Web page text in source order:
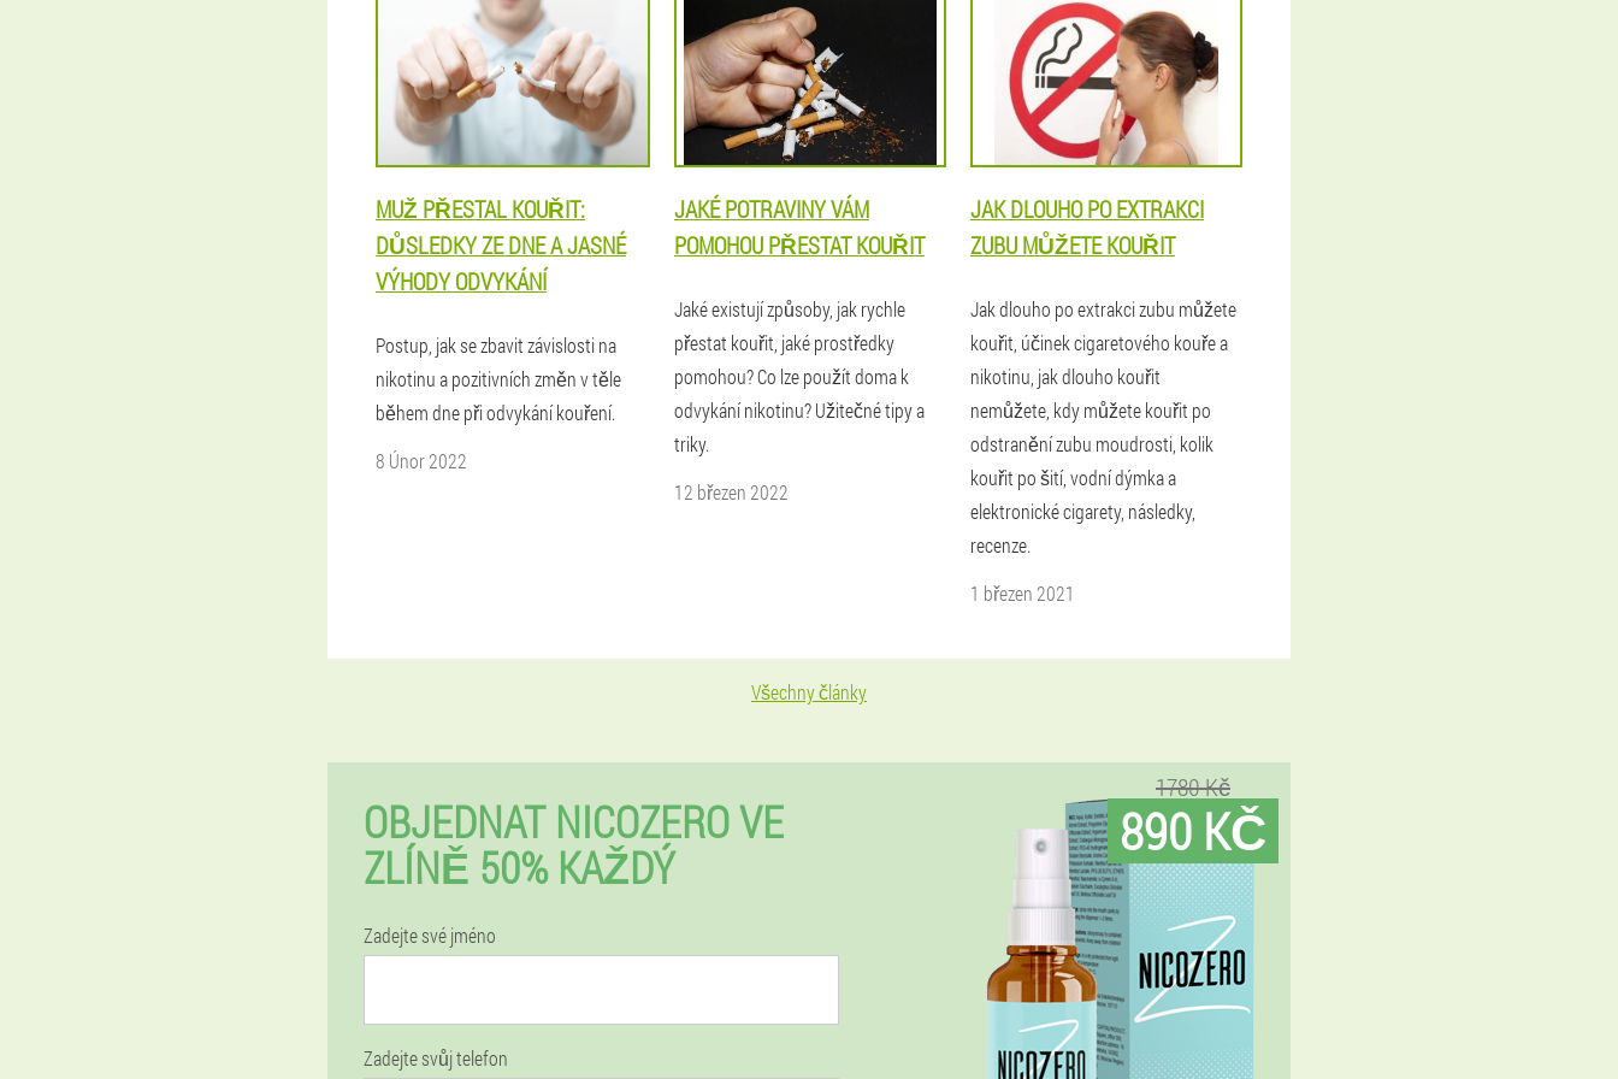
MUŽ PŘESTAL KOUŘIT:
DŮSLEDKY ZE DNE A JASNÉ
VÝHODY ODVYKÁNÍ
Postup, jak se zbavit závislosti na
nikotinu a pozitivních změn v těle
během dne při odvykání kouření.
8 Únor 2022
JAKÉ POTRAVINY VÁM
POMOHOU PŘESTAT KOUŘIT
Jaké existují způsoby, jak rychle
přestat kouřit, jaké prostředky
pomohou? Co lze použít doma k
odvykání nikotinu? Užitečné tipy a
triky.
12 březen 2022
JAK DLOUHO PO EXTRAKCI
ZUBU MŮŽETE KOUŘIT
Jak dlouho po extrakci zubu můžete
kouřit, účinek cigaretového kouře a
nikotinu, jak dlouho kouřit
nemůžete, kdy můžete kouřit po
odstranění zubu moudrosti, kolik
kouřit po šití, vodní dýmka a
elektronické cigarety, následky,
recenze.
1 březen 2021
Všechny články
OBJEDNAT NICOZERO VE
ZLÍNĚ 50% KAŽDÝ
Zadejte své jméno
Zadejte svůj telefon
1780 Kč
890 KČ